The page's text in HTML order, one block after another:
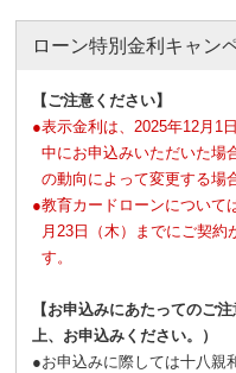
ローン特別金利キャン
【ご注意ください】
●表示金利は、2025年12月1
中にお申込みいただいた場
の動向によって変更する場
●教育カードローンについて
月23日（木）までにご契約
す。
【お申込みにあたってのご
上、お申込みください。）
●お申込みに際しては十八親